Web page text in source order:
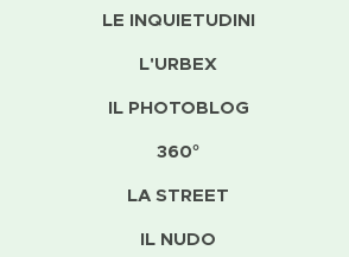
LE INQUIETUDINI
L'URBEX
IL PHOTOBLOG
360°
LA STREET
IL NUDO